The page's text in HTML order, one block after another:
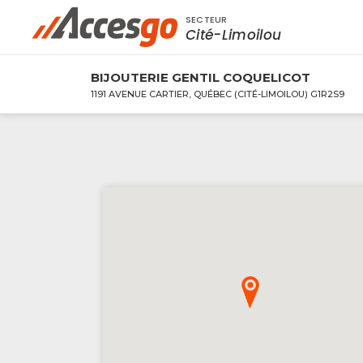
Rechercher à proximité - Entreprise /
SECTEUR
Cité-Limoilou
BIJOUTERIE GENTIL COQUELICOT
1191 AVENUE CARTIER, QUÉBEC (CITÉ-LIMOILOU) G1R2S9